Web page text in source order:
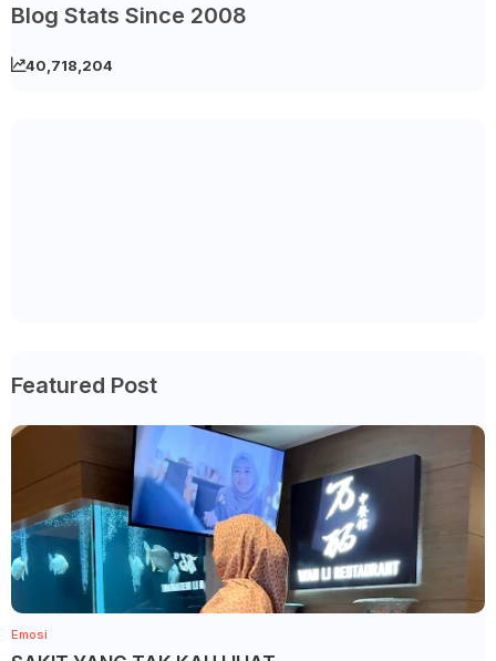
Blog Stats Since 2008
40,718,204
Featured Post
Emosi